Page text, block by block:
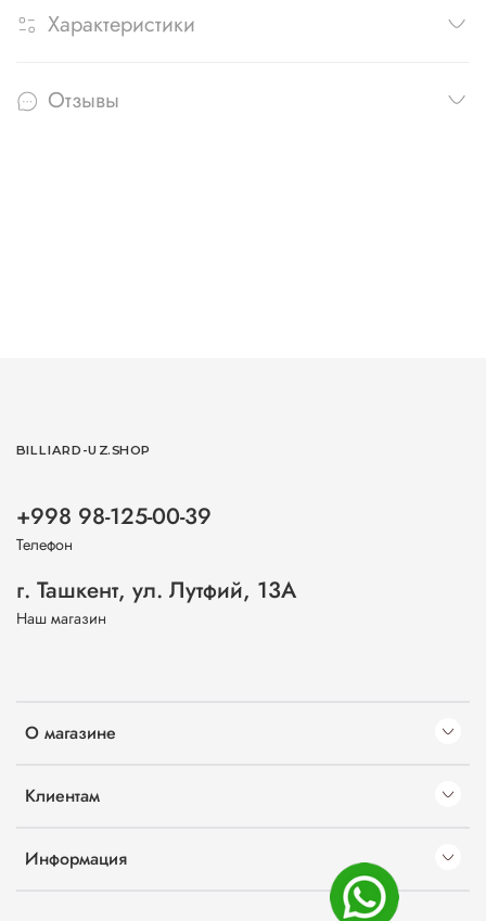
Характеристики
Отзывы
О магазине
Клиентам
Информация
BILLIARD-UZ.SHOP
+998 98-125-00-39
Телефон
г. Ташкент, ул. Лутфий, 13А
Наш магазин